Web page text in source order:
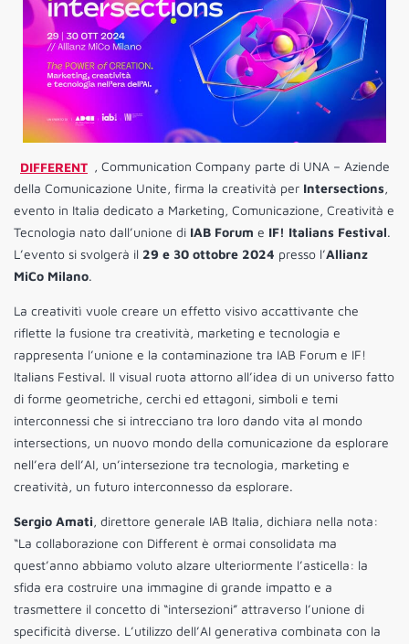
DIFFERENT , Communication Company parte di UNA – Aziende
della Comunicazione Unite, firma la creatività per Intersections,
evento in Italia dedicato a Marketing, Comunicazione, Creatività e
Tecnologia nato dall’unione di IAB Forum e IF! Italians Festival.
L’evento si svolgerà il 29 e 30 ottobre 2024 presso l’Allianz
MiCo Milano.
La creativitì vuole creare un effetto visivo accattivante che
riflette la fusione tra creatività, marketing e tecnologia e
rappresenta l’unione e la contaminazione tra IAB Forum e IF!
Italians Festival. Il visual ruota attorno all’idea di un universo fatto
di forme geometriche, cerchi ed ettagoni, simboli e temi
interconnessi che si intrecciano tra loro dando vita al mondo
intersections, un nuovo mondo della comunicazione da esplorare
nell’era dell’AI, un’intersezione tra tecnologia, marketing e
creatività, un futuro interconnesso da esplorare.
Sergio Amati, direttore generale IAB Italia, dichiara nella nota:
“La collaborazione con Different è ormai consolidata ma
quest’anno abbiamo voluto alzare ulteriormente l’asticella: la
sfida era costruire una immagine di grande impatto e a
trasmettere il concetto di “intersezioni” attraverso l’unione di
specificità diverse. L’utilizzo dell’AI generativa combinata con la